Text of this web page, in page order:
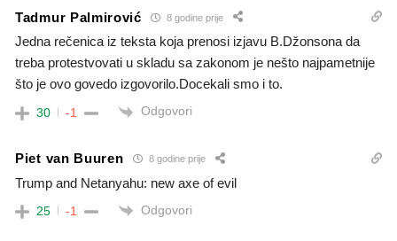
Tadmur Palmirović 8 godine prije
Jedna rečenica iz teksta koja prenosi izjavu B.Džonsona da
treba protestvovati u skladu sa zakonom je nešto najpametnije
što je ovo govedo izgovorilo.Docekali smo i to.
30 -1 Odgovori
Piet van Buuren 8 godine prije
Trump and Netanyahu: new axe of evil
25 -1 Odgovori